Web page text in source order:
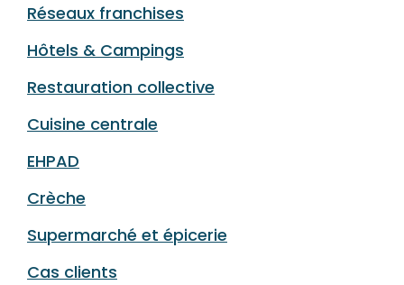
Réseaux franchises
Hôtels & Campings
Restauration collective
Cuisine centrale
EHPAD
Crèche
Supermarché et épicerie
Cas clients